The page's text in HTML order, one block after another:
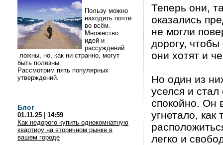
Пользу можно
находить почти
во всём.
Множество
идей и
рассуждений
ложны, но, как ни странно, могут
быть полезны.
Рассмотрим пять популярных
утверждений.
Блог
01.11.25
14:59
Как недорого купить однокомнатную
квартиру на вторичном рынке в
вашем городе
Теперь они,
оказались
не могли
дорогу,
они хотят и
Но один из
уселся и
спокойно. Он
угнетало, как
легко и